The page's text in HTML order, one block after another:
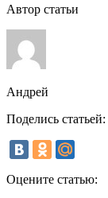
Автор статьи
Андрей
Поделись статьей:
Оцените статью: